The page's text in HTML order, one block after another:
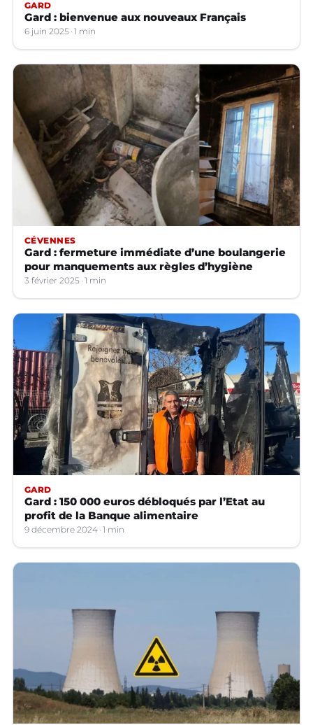
GARD
Gard : bienvenue aux nouveaux Français
6 juin 2025 1 min
CÉVENNES
Gard : fermeture immédiate d’une boulangerie
pour manquements aux règles d’hygiène
3 février 2025 1 min
GARD
Gard : 150 000 euros débloqués par l’Etat au
profit de la Banque alimentaire
9 décembre 2024 1 min